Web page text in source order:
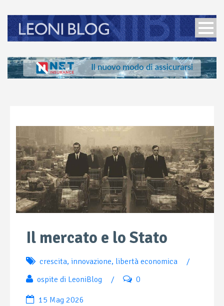
Il mercato e lo Stato
crescita, innovazione, libertà economica
/
ospite di LeoniBlog
/ 0
15 Mag 2026